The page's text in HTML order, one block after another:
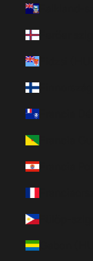
Feröer
Finnország
Francia
Francia
Fülöp-
Gabon